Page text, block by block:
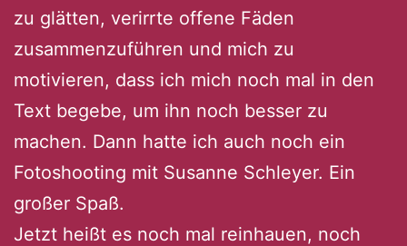
zu glätten, verirrte offene Fäden
zusammenzuführen und mich zu
motivieren, dass ich mich noch mal in den
Text begebe, um ihn noch besser zu
machen. Dann hatte ich auch noch ein
Fotoshooting mit Susanne Schleyer. Ein
großer Spaß.
Jetzt heißt es noch mal reinhauen, noch